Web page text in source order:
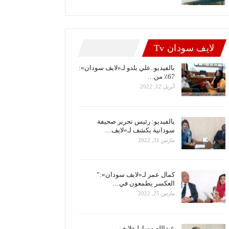
لايف سودان Tv
بالفيديو..علي بلدو لـ«لايف سودان»:
67٪ من…
أبريل 12, 2022
بالفيديو: رئيس تحرير صحيفة
سودانية يكشف لـ«لايف…
مارس 31, 2022
كمال عمر لـ«لايف سودان»:”
العكسر يطمعون في…
مارس 25, 2022